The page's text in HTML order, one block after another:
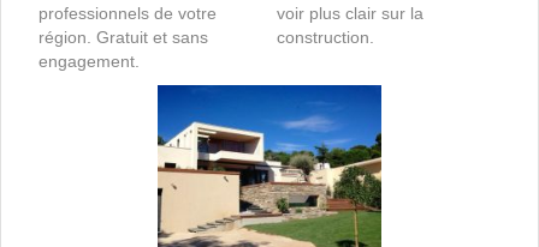
professionnels de votre
région. Gratuit et sans
engagement.
voir plus clair sur la
construction.